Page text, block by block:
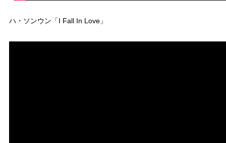
ハ・ソンウン「I Fall In Love」